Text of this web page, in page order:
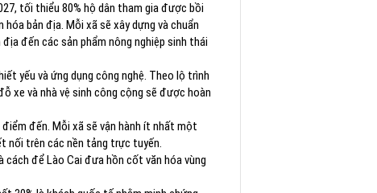
tối thiểu 80% hộ dân tham gia được bồi
bản địa. Mỗi xã sẽ xây dựng và chuẩn
đến các sản phẩm nông nghiệp sinh thái
yếu và ứng dụng công nghệ. Theo lộ trình
xe và nhà vệ sinh công cộng sẽ được hoàn
đến. Mỗi xã sẽ vận hành ít nhất một
nối trên các nền tảng trực tuyến.
cách để Lào Cai đưa hồn cốt văn hóa vùng